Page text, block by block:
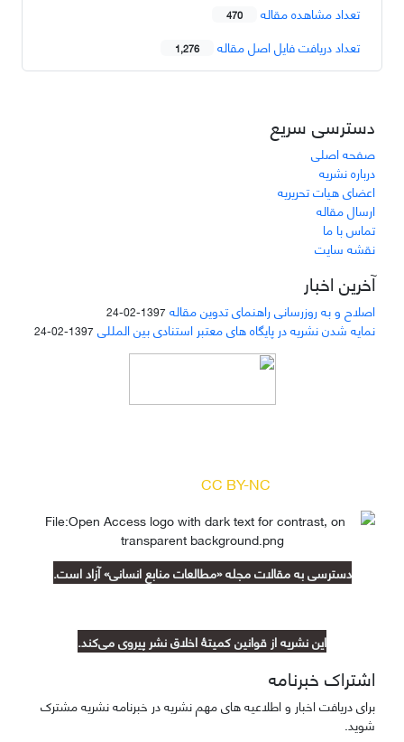
تعداد مشاهده مقاله 470
تعداد دریافت فایل اصل مقاله 1,276
دسترسی سریع
صفحه اصلی
درباره نشریه
اعضای هیات تحریریه
ارسال مقاله
تماس با ما
نقشه سایت
آخرین اخبار
اصلاح و به روزرسانی راهنمای تدوین مقاله 1397-02-24
نمایه شدن نشریه در پایگاه های معتبر استنادی بین المللی 1397-02-24
CC BY-NC
دسترسی به مقالات مجله «مطالعات منابع انسانی» آزاد است.
این نشریه از قوانین کمیتۀ اخلاق نشر پیروی می‌کند.
اشتراک خبرنامه
برای دریافت اخبار و اطلاعیه های مهم نشریه در خبرنامه نشریه مشترک
شوید.